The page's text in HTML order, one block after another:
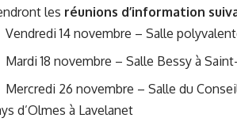
les réunions d’information
Vendredi 14 novembre – Salle
Mardi 18 novembre – Salle Bessy à
Mercredi 26 novembre – Salle du
d’Olmes à Lavelanet